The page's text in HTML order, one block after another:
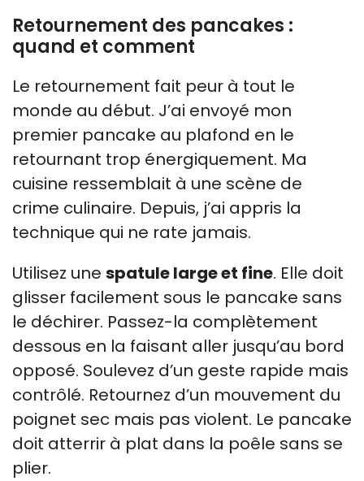
Retournement des pancakes :
quand et comment
Le retournement fait peur à tout le
monde au début. J’ai envoyé mon
premier pancake au plafond en le
retournant trop énergiquement. Ma
cuisine ressemblait à une scène de
crime culinaire. Depuis, j’ai appris la
technique qui ne rate jamais.
Utilisez une spatule large et fine. Elle doit
glisser facilement sous le pancake sans
le déchirer. Passez-la complètement
dessous en la faisant aller jusqu’au bord
opposé. Soulevez d’un geste rapide mais
contrôlé. Retournez d’un mouvement du
poignet sec mais pas violent. Le pancake
doit atterrir à plat dans la poêle sans se
plier.